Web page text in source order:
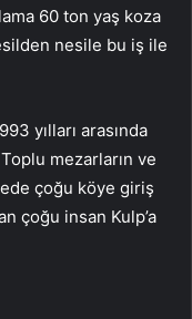
60 ton yaş koza
nesile bu iş ile
yılları arasında
mezarların ve
çoğu köye giriş
çoğu insan Kulp’a